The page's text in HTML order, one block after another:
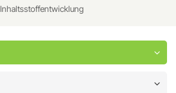
Inhaltsstoffentwicklung